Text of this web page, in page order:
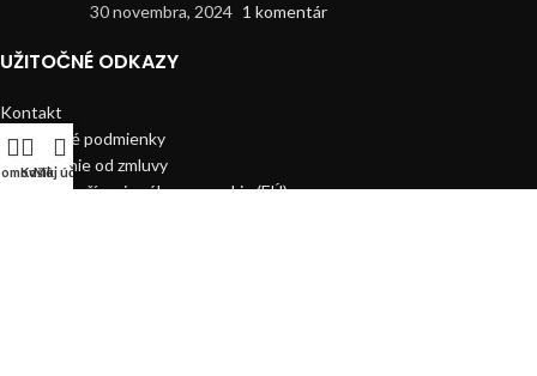
30 novembra, 2024 1 komentár
UŽITOČNÉ ODKAZY
Kontakt
Obchodné podmienky
Odstúpenie od zmluvy
Zásady používania súborov cookie (EÚ)
Košík
Môj účet